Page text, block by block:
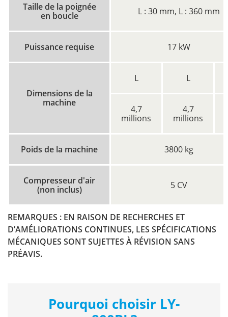
Taille de la poignée
en boucle
L : 30 mm, L : 360 mm
Puissance requise 17 kW
Dimensions de la
machine
L L
4,7
millions
4,7
millions
Poids de la machine 3800 kg
Compresseur d'air
(non inclus)
5 CV
REMARQUES : EN RAISON DE RECHERCHES ET
D’AMÉLIORATIONS CONTINUES, LES SPÉCIFICATIONS
MÉCANIQUES SONT SUJETTES À RÉVISION SANS
PRÉAVIS.
Pourquoi choisir LY-